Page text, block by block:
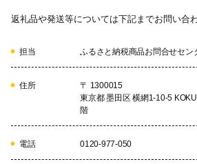
活用させて
返礼品や発送等については下記までお問い合
担当 ふるさと納税商品お問合せセン
住所
〒 1300015
東京都 墨田区 横網1-10-5
階
電話 0120-977-050